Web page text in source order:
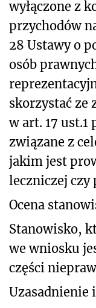
wyłączone z
przychodów
28 Ustawy o
osób
skorzystać ze
w art. 17 ust.1
związane z
jakim jest
leczniczej czy
Ocena
Stanowisko,
we wniosku
części